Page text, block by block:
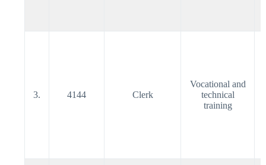
3. 4144 Clerk
Vocational and
technical
training